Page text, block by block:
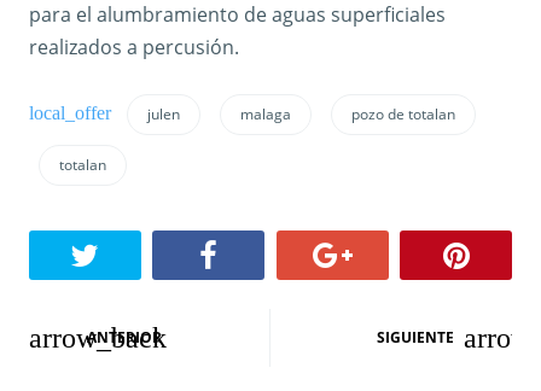
para el alumbramiento de aguas superficiales
realizados a percusión.
julen malaga pozo de totalan
totalan
N
ANTERIOR SIGUIENTE